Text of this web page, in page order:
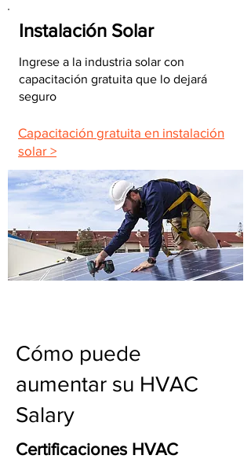
Instalación Solar
Ingrese a la industria solar con
capacitación gratuita que lo dejará
seguro
Capacitación gratuita en instalación
solar >
Cómo puede
aumentar su HVAC
Salary
Certificaciones HVAC